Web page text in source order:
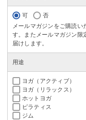
可
否
メールマガジンをご購読い
す。またメールマガジン限
届けします。
用途
ヨガ（アクティブ）
ヨガ（リラックス）
ホットヨガ
ピラティス
ジム